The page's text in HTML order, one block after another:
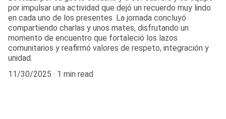
por impulsar una actividad que dejó un recuerdo muy lindo
en cada uno de los presentes. La jornada concluyó
compartiendo charlas y unos mates, disfrutando un
momento de encuentro que fortaleció los lazos
comunitarios y reafirmó valores de respeto, integración y
unidad.
11/30/2025
1 min read